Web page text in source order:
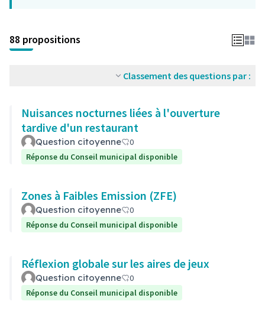
88 propositions
Classement des questions par :
Nuisances nocturnes liées à l'ouverture
tardive d'un restaurant
Question citoyenne
0
Réponse du Conseil municipal disponible
Zones à Faibles Emission (ZFE)
Question citoyenne
0
Réponse du Conseil municipal disponible
Réflexion globale sur les aires de jeux
Question citoyenne
0
Réponse du Conseil municipal disponible